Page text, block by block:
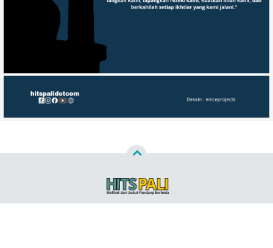
Copyright ©2026HITSPALI.COM™